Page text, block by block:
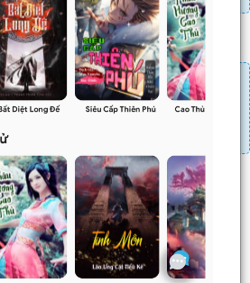
Nạp linh thạch
có tác dụng tiết kiệm thời gian.
chương sau sẽ không phải ấn mua.
100 và mua 4 chương thìchương
phải ấn mua.